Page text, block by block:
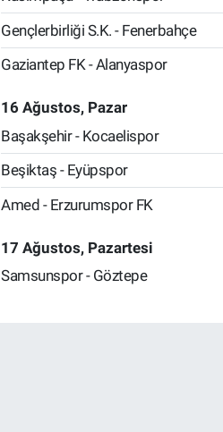
Gençlerbirliği S.K. - Fenerbahçe
Gaziantep FK - Alanyaspor
16 Ağustos, Pazar
Başakşehir - Kocaelispor
Beşiktaş - Eyüpspor
Amed - Erzurumspor FK
17 Ağustos, Pazartesi
Samsunspor - Göztepe